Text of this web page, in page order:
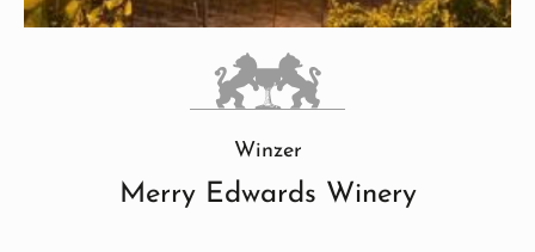
Winzer
Merry Edwards Winery